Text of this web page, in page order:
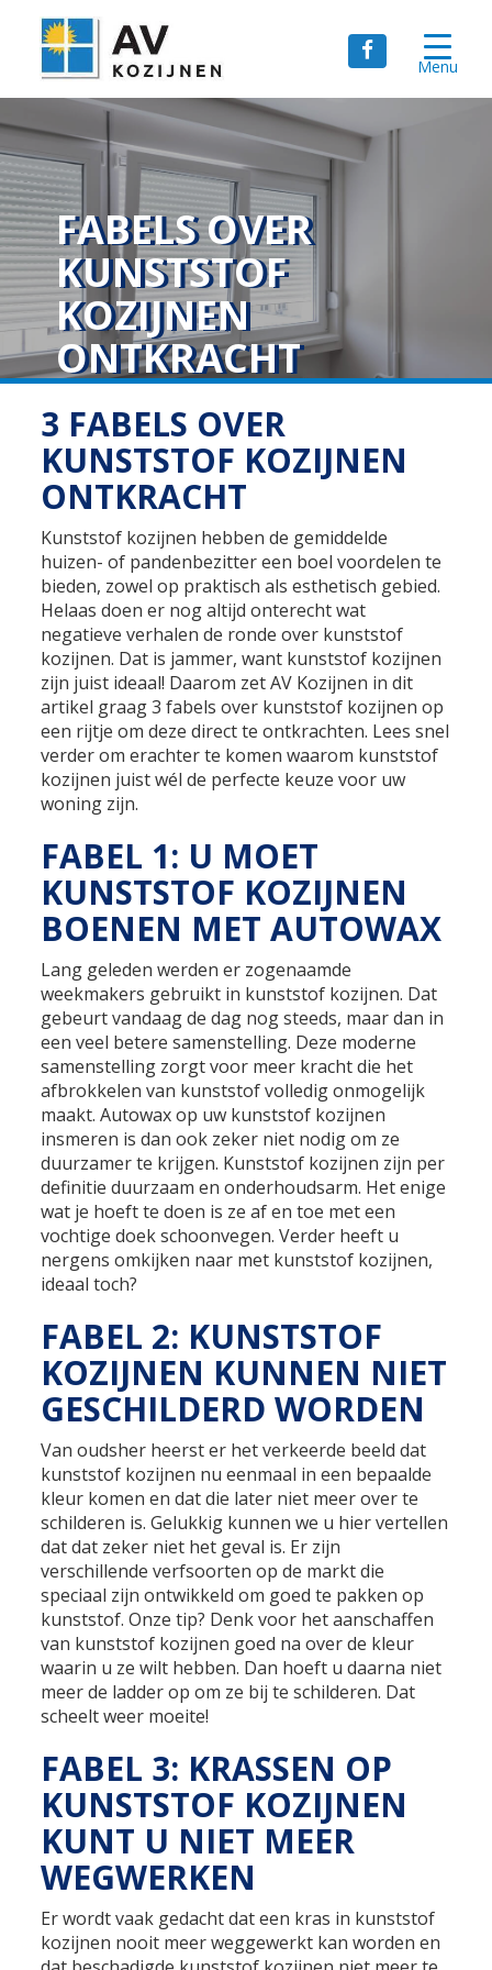
FABELS OVER
KUNSTSTOF
KOZIJNEN
ONTKRACHT
3 FABELS OVER
KUNSTSTOF KOZIJNEN
ONTKRACHT
Kunststof kozijnen hebben de gemiddelde
huizen- of pandenbezitter een boel voordelen te
bieden, zowel op praktisch als esthetisch gebied.
Helaas doen er nog altijd onterecht wat
negatieve verhalen de ronde over kunststof
kozijnen. Dat is jammer, want kunststof kozijnen
zijn juist ideaal! Daarom zet AV Kozijnen in dit
artikel graag 3 fabels over kunststof kozijnen op
een rijtje om deze direct te ontkrachten. Lees snel
verder om erachter te komen waarom kunststof
kozijnen juist wél de perfecte keuze voor uw
woning zijn.
FABEL 1: U MOET
KUNSTSTOF KOZIJNEN
BOENEN MET AUTOWAX
Lang geleden werden er zogenaamde
weekmakers gebruikt in kunststof kozijnen. Dat
gebeurt vandaag de dag nog steeds, maar dan in
een veel betere samenstelling. Deze moderne
samenstelling zorgt voor meer kracht die het
afbrokkelen van kunststof volledig onmogelijk
maakt. Autowax op uw kunststof kozijnen
insmeren is dan ook zeker niet nodig om ze
duurzamer te krijgen. Kunststof kozijnen zijn per
definitie duurzaam en onderhoudsarm. Het enige
wat je hoeft te doen is ze af en toe met een
vochtige doek schoonvegen. Verder heeft u
nergens omkijken naar met kunststof kozijnen,
ideaal toch?
FABEL 2: KUNSTSTOF
KOZIJNEN KUNNEN NIET
GESCHILDERD WORDEN
Van oudsher heerst er het verkeerde beeld dat
kunststof kozijnen nu eenmaal in een bepaalde
kleur komen en dat die later niet meer over te
schilderen is. Gelukkig kunnen we u hier vertellen
dat dat zeker niet het geval is. Er zijn
verschillende verfsoorten op de markt die
speciaal zijn ontwikkeld om goed te pakken op
kunststof. Onze tip? Denk voor het aanschaffen
van kunststof kozijnen goed na over de kleur
waarin u ze wilt hebben. Dan hoeft u daarna niet
meer de ladder op om ze bij te schilderen. Dat
scheelt weer moeite!
FABEL 3: KRASSEN OP
KUNSTSTOF KOZIJNEN
KUNT U NIET MEER
WEGWERKEN
Er wordt vaak gedacht dat een kras in kunststof
kozijnen nooit meer weggewerkt kan worden en
Menu